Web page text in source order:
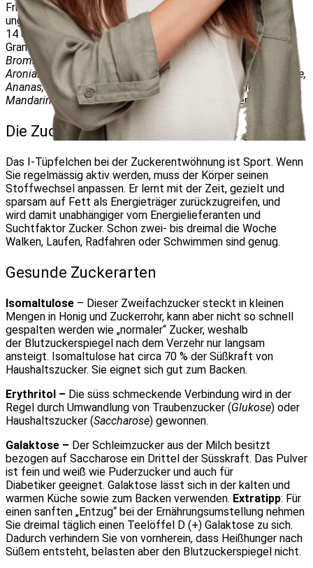
Frisches Obst ist gesund, aber es enthält auch reichlich
ungesunde Fruktose (Fruchtzucker
). Daher sollten Sie nach
14 Uhr keine Früchte mehr essen. Bis dahin sind bis zu 180
Gramm Beeren(Himbeeren, Heidelbeeren,
Brombeeren, Johannisbeeren, Stachelbeeren, Preiselbeeren,
Aroniabeeren)
und 100 Gramm fruktosearmes Obst
(Aprikose,
Ananas, Grapefruit, Honigmelone, Kokosnuss,
Limette,
Mandarine, Pfirsich, Papaya, Rhabarber, Zitrone)
erlaubt.
Die Zuckerspeicher leeren
Das I-Tüpfelchen bei der Zuckerentwöhnung ist Sport. Wenn
Sie regelmässig aktiv werden, muss der Körper seinen
Stoffwechsel anpassen. Er lernt mit der Zeit, gezielt und
sparsam auf Fett als Energieträger zurückzugreifen, und
wird damit unabhängiger vom Energielieferanten und
Suchtfaktor Zucker. Schon zwei- bis dreimal die Woche
Walken, Laufen, Radfahren oder Schwimmen sind genug.
Gesunde Zuckerarten
Isomaltulose – Dieser Zweifachzucker steckt in kleinen
Mengen in Honig und Zuckerrohr, kann aber nicht so schnell
gespalten werden wie „normaler“ Zucker, weshalb
der Blutzuckerspiegel nach dem Verzehr nur langsam
ansteigt. Isomaltulose hat circa 70 % der Süßkraft von
Haushaltszucker. Sie eignet sich gut zum Backen.
Erythritol – Die süss schmeckende Verbindung wird in der
Regel durch Umwandlung von Traubenzucker (Glukose) oder
Haushaltszucker (Saccharose) gewonnen.
Galaktose – Der Schleimzucker aus der Milch besitzt
bezogen auf Saccharose ein Drittel der Süsskraft. Das Pulver
ist fein und weiß wie Puderzucker und auch für
Diabetiker geeignet. Galaktose lässt sich in der kalten und
warmen Küche sowie zum Backen verwenden. Extratipp: Für
einen sanften „Entzug“ bei der Ernährungsumstellung nehmen
Sie dreimal täglich einen Teelöffel D (+) Galaktose zu sich.
Dadurch verhindern Sie von vornherein, dass Heißhunger nach
Süßem entsteht, belasten aber den Blutzuckerspiegel nicht.